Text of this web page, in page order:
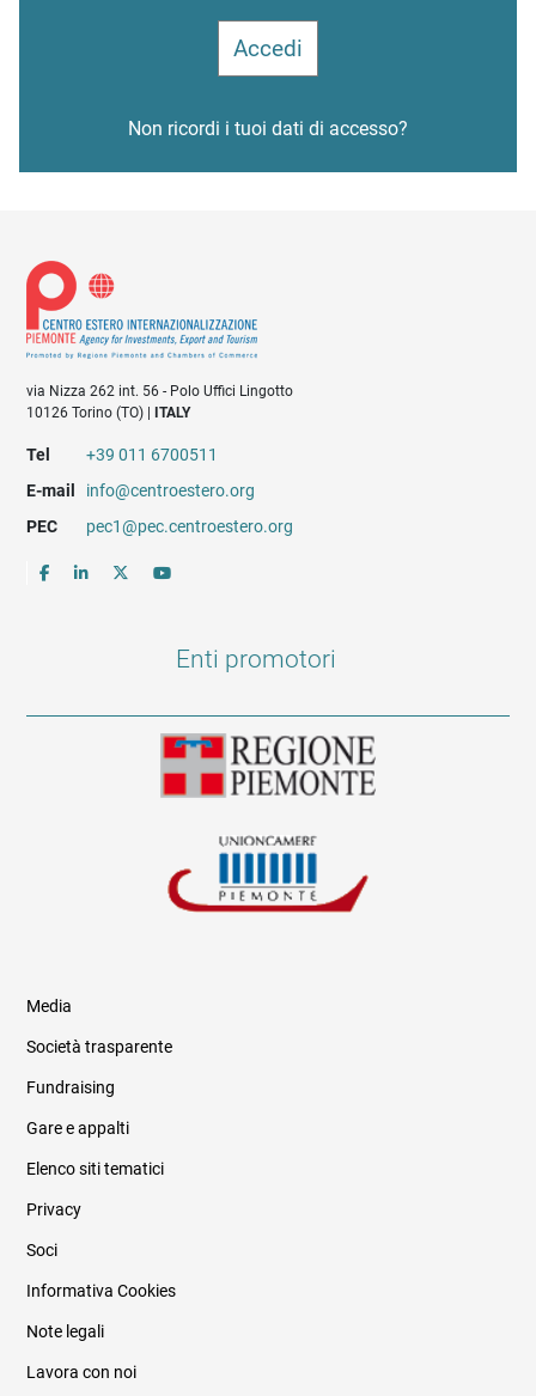
Non ricordi i tuoi dati di accesso?
via Nizza 262 int. 56 - Polo Uffici Lingotto
10126 Torino (TO) |
ITALY
Tel
+39 011 6700511
E-mail
info@centroestero.org
PEC
pec1@pec.centroestero.org
Enti promotori
Informazioni legali e trasparenza
Media
Società trasparente
Fundraising
Gare e appalti
Elenco siti tematici
Privacy
Soci
Informativa Cookies
Note legali
Lavora con noi